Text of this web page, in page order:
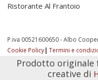
Ristorante Al Frantoio
P.iva 00521600650 - Albo
Cookie Policy| Termini e
Prodotto
creative di